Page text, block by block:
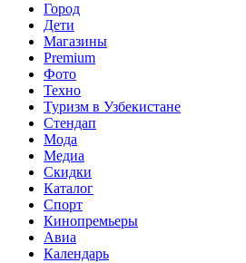
Город
Дети
Магазины
Premium
Фото
Техно
Туризм в Узбекистане
Стендап
Мода
Медиа
Скидки
Каталог
Спорт
Кинопремьеры
Авиа
Календарь